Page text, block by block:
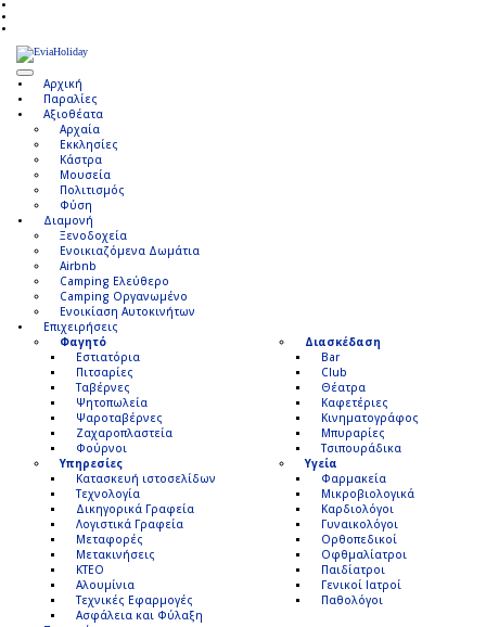
Αρχική
Παραλίες
Αξιοθέατα
Αρχαία
Εκκλησίες
Κάστρα
Μουσεία
Πολιτισμός
Φύση
Διαμονή
Ξενοδοχεία
Ενοικιαζόμενα Δωμάτια
Airbnb
Camping Ελεύθερο
Camping Οργανωμένο
Ενοικίαση Αυτοκινήτων
Επιχειρήσεις
Φαγητό
Εστιατόρια
Πιτσαρίες
Ταβέρνες
Ψητοπωλεία
Ψαροταβέρνες
Ζαχαροπλαστεία
Φούρνοι
Διασκέδαση
Bar
Club
Θέατρα
Καφετέριες
Κινηματογράφος
Μπυραρίες
Τσιπουράδικα
Υπηρεσίες
Κατασκευή ιστοσελίδων
Τεχνολογία
Δικηγορικά Γραφεία
Λογιστικά Γραφεία
Μεταφορές
Μετακινήσεις
ΚΤΕΟ
Αλουμίνια
Τεχνικές Εφαρμογές
Ασφάλεια και Φύλαξη
Υγεία
Φαρμακεία
Μικροβιολογικά
Καρδιολόγοι
Γυναικολόγοι
Ορθοπεδικοί
Οφθμαλίατροι
Παιδίατροι
Γενικοί Ιατροί
Παθολόγοι